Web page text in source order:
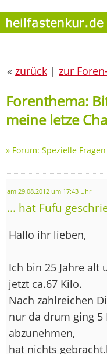
« zurück | zur
Forenthema:
meine letze
» Forum: Spezielle
am 29.08.2012 um 17:43 Uhr
... hat Fufu
Hallo ihr lieben,
Ich bin 25 Jahre alt
jetzt ca.67 Kilo.
Nach zahlreichen
nur da drum ging 5
abzunehmen,
hat nichts